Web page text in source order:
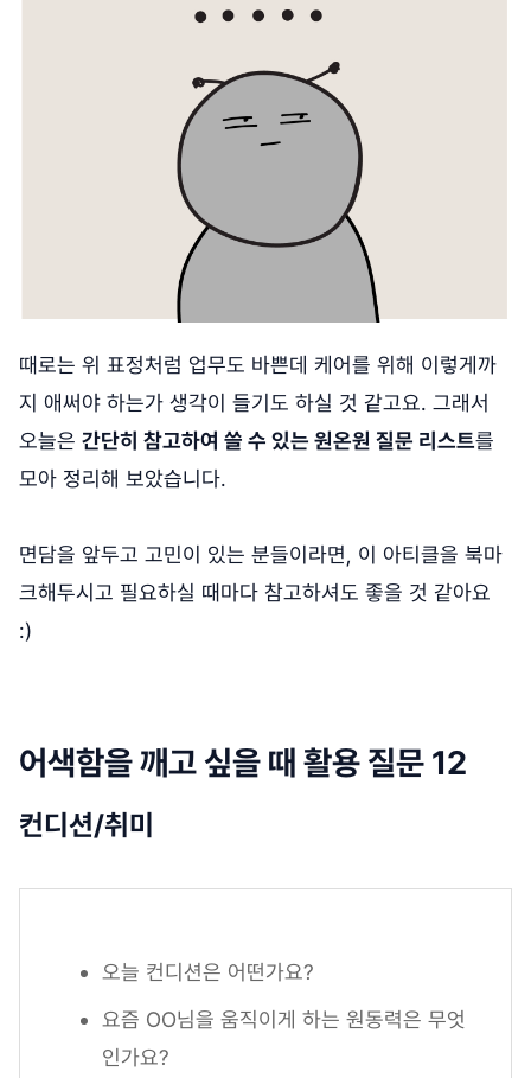
때로는 위 표정처럼 업무도 바쁜데 케어를 위해 이렇게까
지 애써야 하는가 생각이 들기도 하실 것 같고요. 그래서
오늘은 간단히 참고하여 쓸 수 있는 원온원 질문 리스트를
모아 정리해 보았습니다.
면담을 앞두고 고민이 있는 분들이라면, 이 아티클을 북마
크해두시고 필요하실 때마다 참고하셔도 좋을 것 같아요
:)
어색함을 깨고 싶을 때 활용 질문 12
컨디션/취미
오늘 컨디션은 어떤가요?
요즘 OO님을 움직이게 하는 원동력은 무엇
인가요?